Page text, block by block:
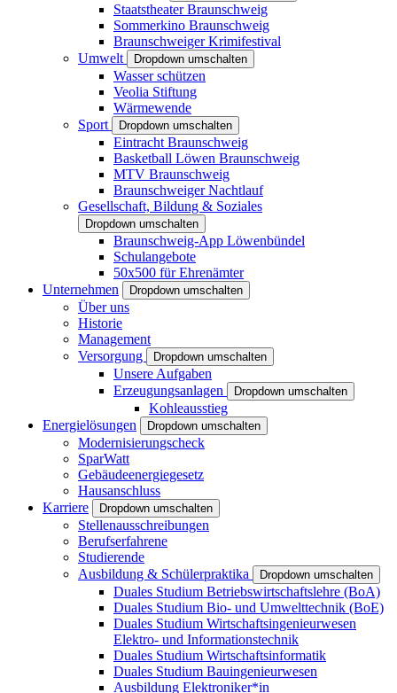
Staatstheater Braunschweig
Sommerkino Braunschweig
Braunschweiger Krimifestival
Umwelt
Dropdown umschalten
Wasser schützen
Veolia Stiftung
Wärmewende
Sport
Dropdown umschalten
Eintracht Braunschweig
Basketball Löwen Braunschweig
MTV Braunschweig
Braunschweiger Nachtlauf
Gesellschaft, Bildung & Soziales
Dropdown umschalten
Braunschweig-App Löwenbündel
Schulangebote
50x500 für Ehrenämter
Unternehmen
Dropdown umschalten
Über uns
Historie
Management
Versorgung
Dropdown umschalten
Unsere Aufgaben
Erzeugungsanlagen
Dropdown umschalten
Kohleausstieg
Energielösungen
Dropdown umschalten
Modernisierungscheck
SparWatt
Gebäudeenergiegesetz
Hausanschluss
Karriere
Dropdown umschalten
Stellenausschreibungen
Berufserfahrene
Studierende
Ausbildung & Schülerpraktika
Dropdown umschalten
Duales Studium Betriebswirtschaftslehre (BoA)
Duales Studium Bio- und Umwelttechnik (BoE)
Duales Studium Wirtschaftsingenieurwesen
Elektro- und Informationstechnik
Duales Studium Wirtschaftsinformatik
Duales Studium Bauingenieurwesen
Ausbildung Elektroniker*in